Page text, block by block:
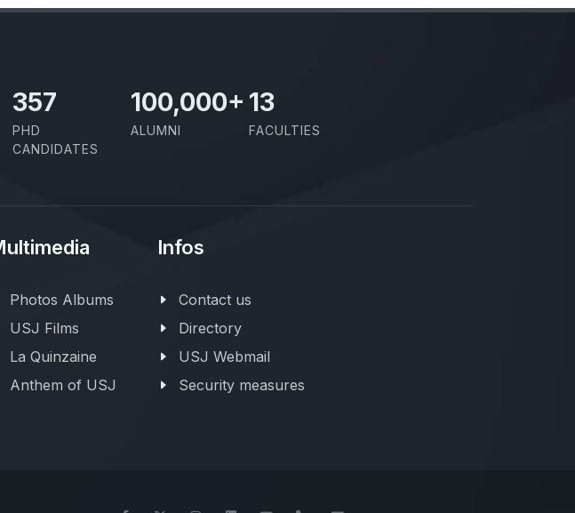
403
PHD
CANDIDATES
100,000+
ALUMNI
13
FACULTIES
Photos Albums
USJ Films
La Quinzaine
Anthem of USJ
Infos
Contact us
Directory
USJ Webmail
Security measures